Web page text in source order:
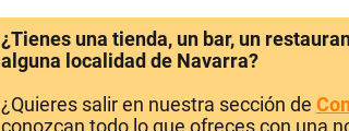
¿Tienes una tienda, un bar, un
alguna localidad de Navarra?
¿Quieres salir en nuestra sección de
conozcan todo lo que ofreces con una